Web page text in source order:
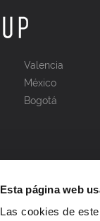
Esta página web
Las cookies de
Valencia
México
Bogotá